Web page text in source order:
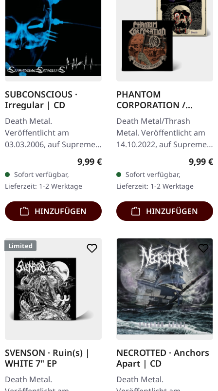
SUBCONSCIOUS ·
Irregular | CD
Death Metal.
Veröffentlicht am
03.03.2006, auf Supreme
Chaos Records. CD im
Jewelcase mit 8-seitigem
Booklet. Subconscious
liefern mit "Irregular"…
Regulärer Preis:
9,99 €
Sofort verfügbar,
Lieferzeit: 1-2 Werktage
HINZUFÜGEN
PHANTOM
CORPORATION /
HARROWED · Split |
DIGIPAK CD
Death Metal/Thrash
Metal. Veröffentlicht am
14.10.2022, auf Supreme
Chaos Records. Wende-
DigiPak mit je einer Band
auf einer Seite und 8-
seitigem…
9,99 €
Sofort verfügbar,
Lieferzeit: 1-2 Werktage
HINZUFÜGEN
Limited
SVENSON · Ruin(s) |
WHITE 7" EP
Death Metal.
NECROTTED · Anchors
Apart | CD
Death Metal.